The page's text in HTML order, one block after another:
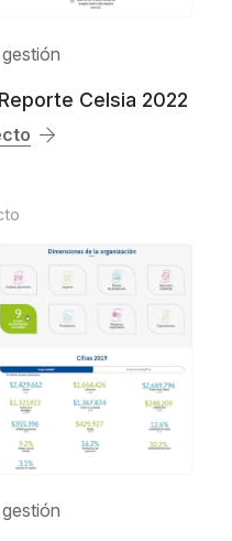
Celsia 2022